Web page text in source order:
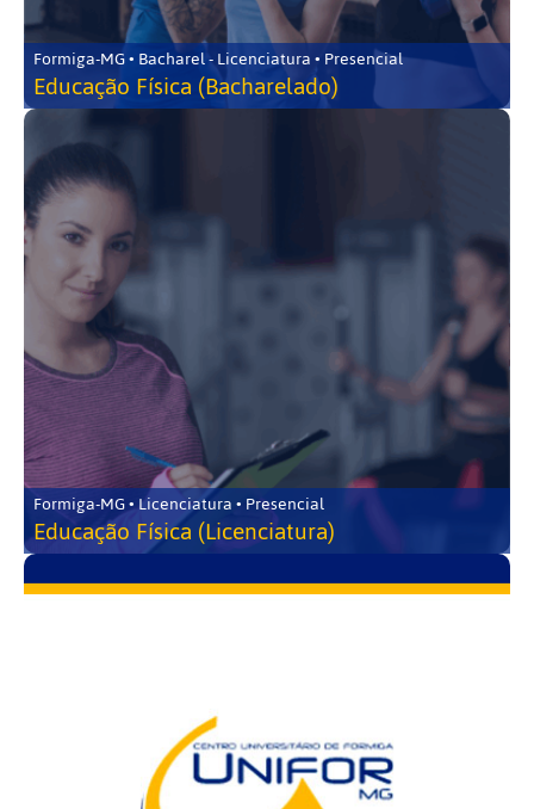
Formiga-MG • Bacharel - Licenciatura • Presencial
Educação Física (Bacharelado)
Formiga-MG • Licenciatura • Presencial
Educação Física (Licenciatura)